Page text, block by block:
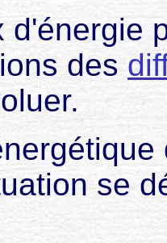
d'énergie
des
se